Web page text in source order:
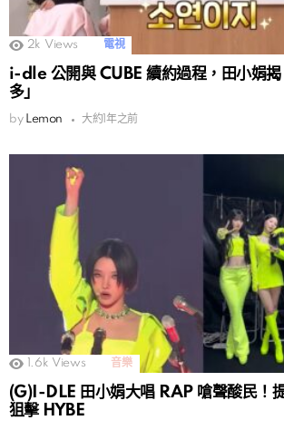
2k Views 電視
i-dle 公開與 CUBE 續約過程，田小娟揭
多」
by Lemon 大約1年之前
1.6k Views 音樂
(G)I-DLE 田小娟大唱 RAP 嗆聲酸民！
狙擊 HYBE